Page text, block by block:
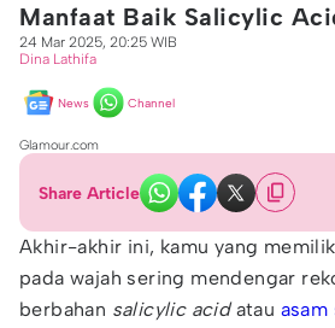
Manfaat Baik Salicylic
24 Mar 2025, 20:25 WIB
Dina Lathifa
News Channel
Glamour.com
Share Article
Akhir-akhir ini, kamu yang
pada wajah sering mendengar
berbahan salicylic acidatau asam